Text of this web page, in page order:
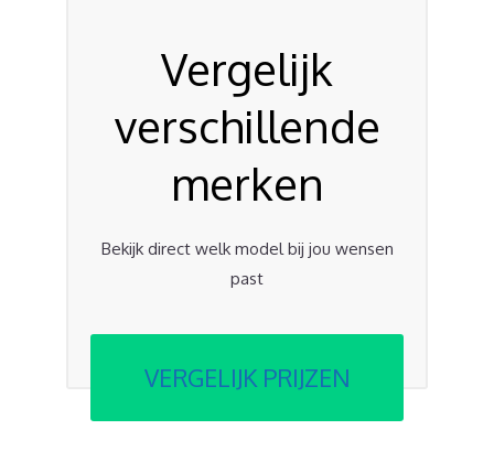
Vergelijk
verschillende
merken
Bekijk direct welk model bij jou wensen
past
VERGELIJK PRIJZEN